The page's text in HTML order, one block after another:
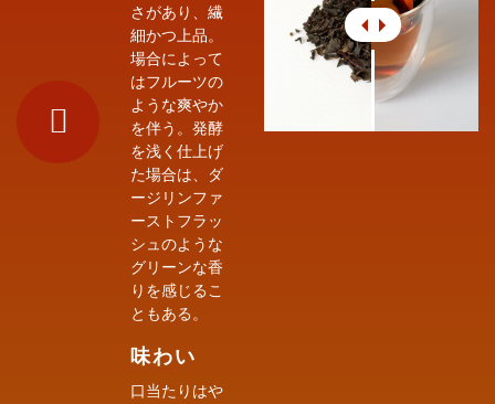
さがあり、繊
細かつ上品。
場合によって
はフルーツの
ような爽やか
を伴う。発酵
を浅く仕上げ
た場合は、ダ
ージリンファ
ーストフラッ
シュのような
グリーンな香
りを感じるこ
ともある。
味わい
口当たりはや